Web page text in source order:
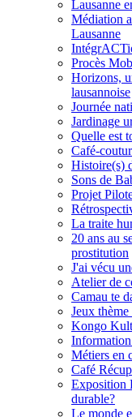
Lausanne
Médiation
Lausanne
Procès
Horizons,
lausannoise
Journée
Jardinage
Quelle est
Café-
Histoire(s)
Sons de
Projet
La traite
20 ans au
prostitution
J'ai vécu
Atelier de
Camau te
Jeux
Kongo
Métiers en
Café Récup
Exposition
durable?
Le monde